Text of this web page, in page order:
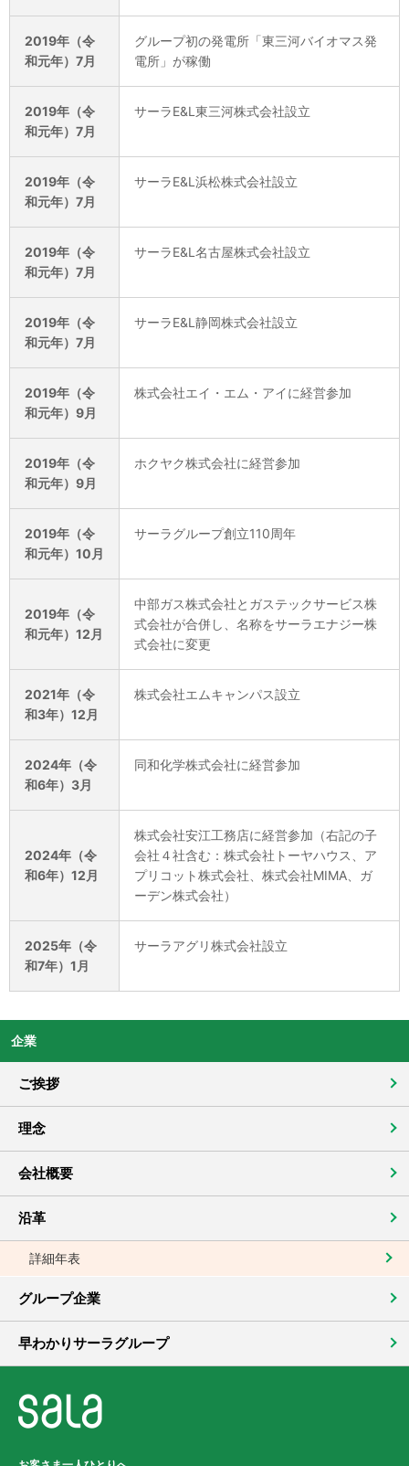
企業
ご挨拶
理念
会社概要
沿革
詳細年表
グループ企業
早わかりサーラグループ
2019年（令
和元年）7月
グループ初の発電所「東三河バイオマス発
電所」が稼働
2019年（令
和元年）7月
サーラE&L東三河株式会社設立
2019年（令
和元年）7月
サーラE&L浜松株式会社設立
2019年（令
和元年）7月
サーラE&L名古屋株式会社設立
2019年（令
和元年）7月
サーラE&L静岡株式会社設立
2019年（令
和元年）9月
株式会社エイ・エム・アイに経営参加
2019年（令
和元年）9月
ホクヤク株式会社に経営参加
2019年（令
和元年）10月
サーラグループ創立110周年
2019年（令
和元年）12月
中部ガス株式会社とガステックサービス株
式会社が合併し、名称をサーラエナジー株
式会社に変更
2021年（令
和3年）12月
株式会社エムキャンパス設立
2024年（令
和6年）3月
同和化学株式会社に経営参加
2024年（令
和6年）12月
株式会社安江工務店に経営参加（右記の子
会社４社含む：株式会社トーヤハウス、ア
プリコット株式会社、株式会社MIMA、ガ
ーデン株式会社）
2025年（令
和7年）1月
サーラアグリ株式会社設立